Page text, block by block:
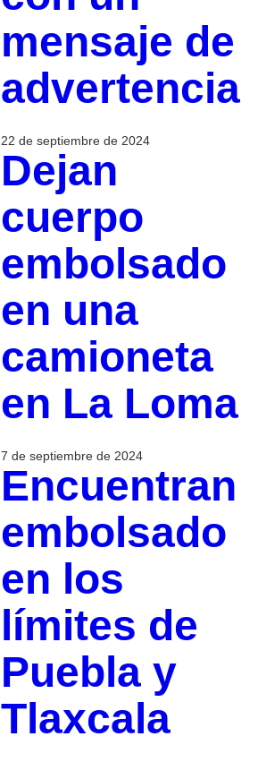
mensaje de
advertencia
22 de septiembre de 2024
Dejan
cuerpo
embolsado
en una
camioneta
en La Loma
7 de septiembre de 2024
Encuentran
embolsado
en los
límites de
Puebla y
Tlaxcala